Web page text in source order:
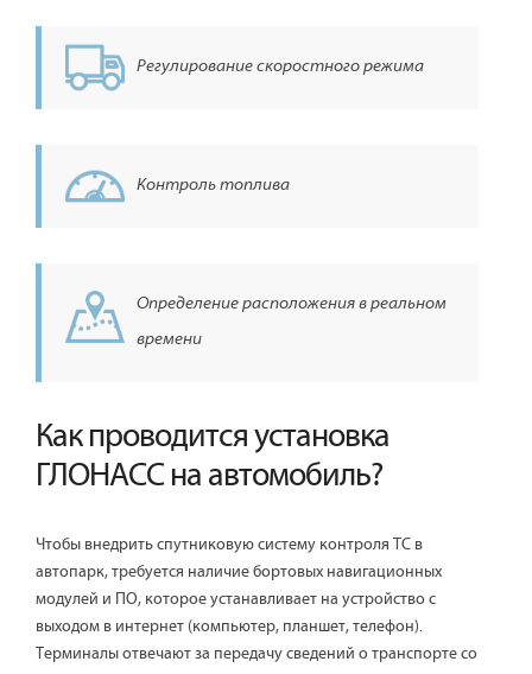
Регулирование скоростного режима
Контроль топлива
Определение расположения в реальном
времени
Как проводится установка
ГЛОНАСС на автомобиль?
Чтобы внедрить спутниковую систему контроля ТС в
автопарк, требуется наличие бортовых навигационных
модулей и ПО, которое устанавливает на устройство с
выходом в интернет (компьютер, планшет, телефон).
Терминалы отвечают за передачу сведений о транспорте со